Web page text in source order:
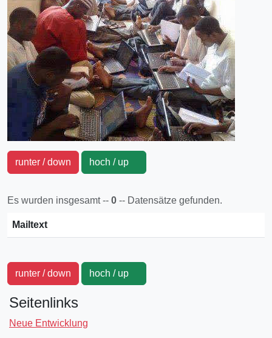
runter / down hoch / up
Es wurden insgesamt -- 0 -- Datensätze gefunden.
Mailtext
runter / down hoch / up
Seitenlinks
Neue Entwicklung